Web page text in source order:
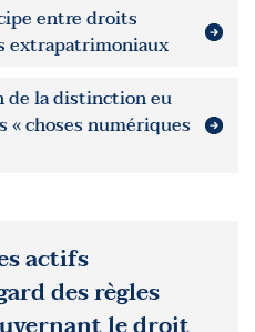
entre droits
extrapatrimoniaux
de la distinction eu
« choses numériques
actifs
des règles